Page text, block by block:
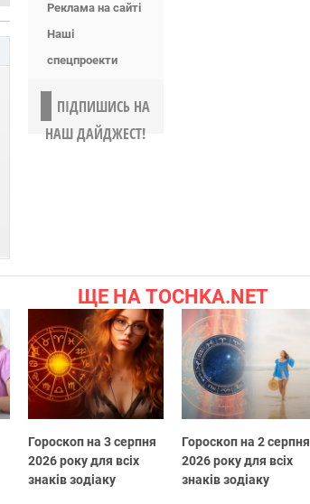
Реклама на сайті
Наші
спецпроекти
ПІДПИШИСЬ НА
НАШ ДАЙДЖЕСТ!
ЩЕ НА TOCHKA.NET
Гороскоп на 3 серпня
2026 року для всіх
знаків зодіаку
Гороскоп на 2 серпня
2026 року для всіх
знаків зодіаку